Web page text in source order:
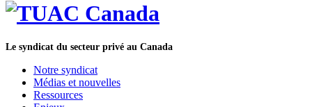
Le syndicat du secteur privé au Canada
Notre syndicat
Médias et nouvelles
Ressources